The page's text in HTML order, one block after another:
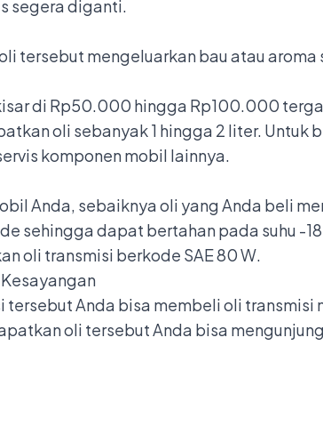
segera diganti.
tersebut mengeluarkan bau atau
di Rp50.000 hingga Rp100.000
oli sebanyak 1 hingga 2 liter. Untuk
komponen mobil lainnya.
Anda, sebaiknya oli yang Anda beli
sehingga dapat bertahan pada suhu -
oli transmisi berkode SAE 80 W.
Anda bisa membeli oli transmisi
oli tersebut Anda bisa